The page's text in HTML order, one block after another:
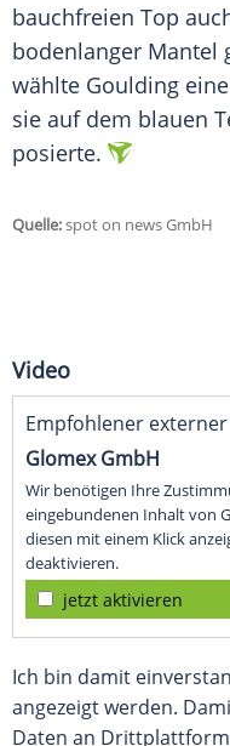
bauchfreien Top
bodenlanger Mantel
wählte Goulding
sie auf dem blauen
posierte.
Quelle:spot on news GmbH
Video
Empfohlener
Glomex GmbH
Wir benötigen Ihre
eingebundenen Inhalt von
diesen mit einem Klick
deaktivieren.
jetzt aktivieren
Ich bin damit
angezeigt werden.
Daten an